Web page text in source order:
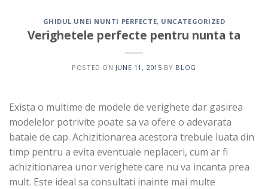
GHIDUL UNEI NUNTI PERFECTE, UNCATEGORIZED
Verighetele perfecte pentru nunta ta
POSTED ON JUNE 11, 2015 BY BLOG
Exista o multime de modele de verighete dar gasirea
modelelor potrivite poate sa va ofere o adevarata
bataie de cap. Achizitionarea acestora trebuie luata din
timp pentru a evita eventuale neplaceri, cum ar fi
achizitionarea unor verighete care nu va incanta prea
mult. Este ideal sa consultati inainte mai multe